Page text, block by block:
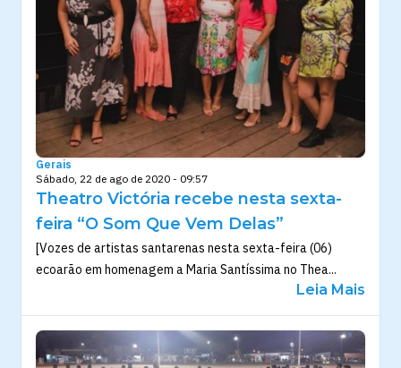
Gerais
Sábado, 22 de ago de 2020 - 09:57
Theatro Victória recebe nesta sexta-
feira “O Som Que Vem Delas”
[Vozes de artistas santarenas nesta sexta-feira (06)
ecoarão em homenagem a Maria Santíssima no Thea...
Leia Mais